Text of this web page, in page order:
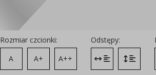
Rozmiar czcionki:
A
A+ A++
Odstępy:
Zmień odstęp
Zmień